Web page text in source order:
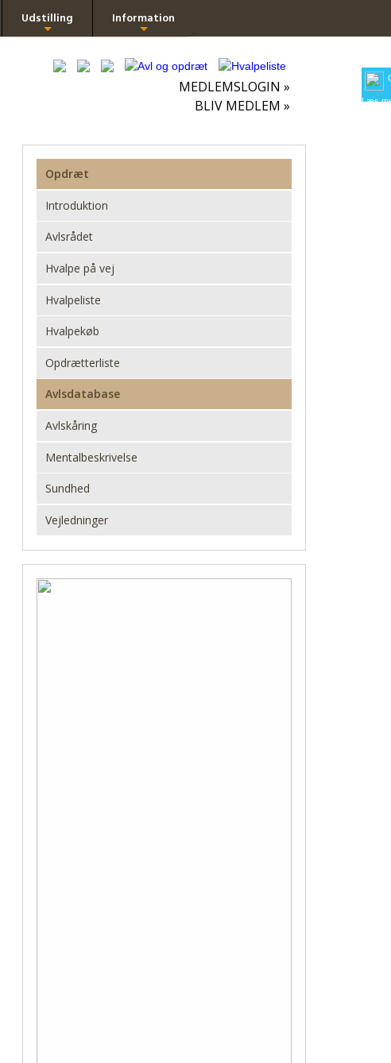
Læs
Udstilling Information
MEDLEMSLOGIN »
BLIV MEDLEM »
Opdræt
Introduktion
Avlsrådet
Hvalpe på vej
Hvalpeliste
Hvalpekøb
Opdrætterliste
Avlsdatabase
Avlskåring
Mentalbeskrivelse
Sundhed
Vejledninger